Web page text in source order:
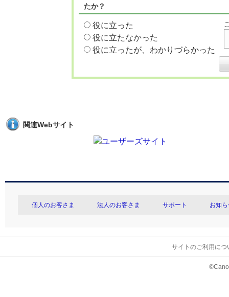
たか？
役に立った
役に立たなかった
役に立ったが、わかりづらかった
関連Webサイト
個人のお客さま 法人のお客さま サポート お知
サイトのご利用につ